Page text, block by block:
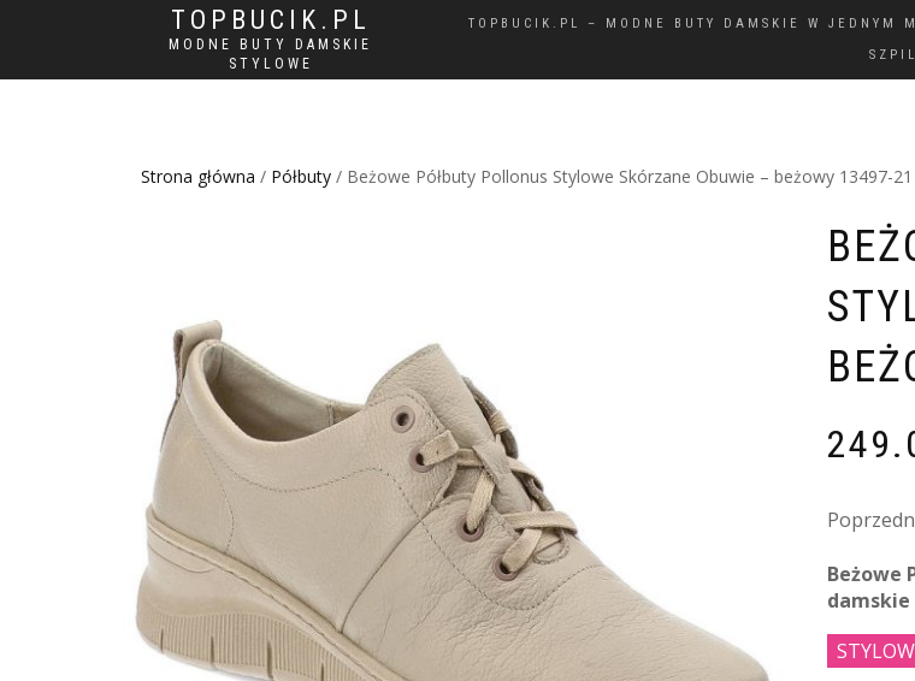
TOPBUCIK.PL
MODNE BUTY DAMSKIE
STYLOWE
TOPBUCIK.PL – MODNE BUTY DAMSKIE W JEDNYM
Strona główna / Półbuty / Beżowe Półbuty Pollonus Stylowe Skórzane Obuwie – beżowy 13497-21
Beżowe